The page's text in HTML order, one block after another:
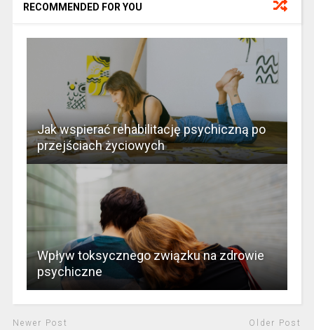
RECOMMENDED FOR YOU
Jak wspierać rehabilitację psychiczną po
przejściach życiowych
Wpływ toksycznego związku na zdrowie
psychiczne
Newer Post Older Post